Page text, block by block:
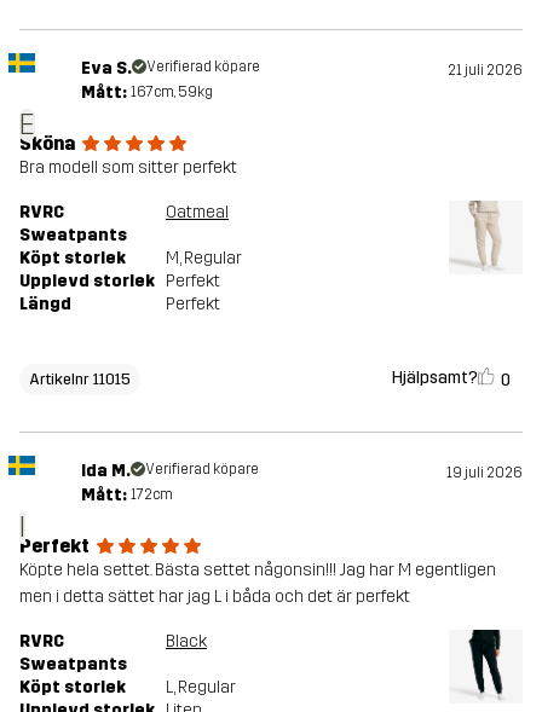
E
Eva S. Verifierad köpare 21 juli 2026
Mått: 167cm, 59kg
Sköna
Bra modell som sitter perfekt
RVRC
Sweatpants
Oatmeal
Köpt storlek M, Regular
Upplevd storlek Perfekt
Längd
Perfekt
Artikelnr 11015 Hjälpsamt? 0
I
Ida M. Verifierad köpare 19 juli 2026
Mått: 172cm
Perfekt
Köpte hela settet. Bästa settet någonsin!!! Jag har M egentligen
men i detta sättet har jag L i båda och det är perfekt
RVRC
Sweatpants
Black
Köpt storlek L, Regular